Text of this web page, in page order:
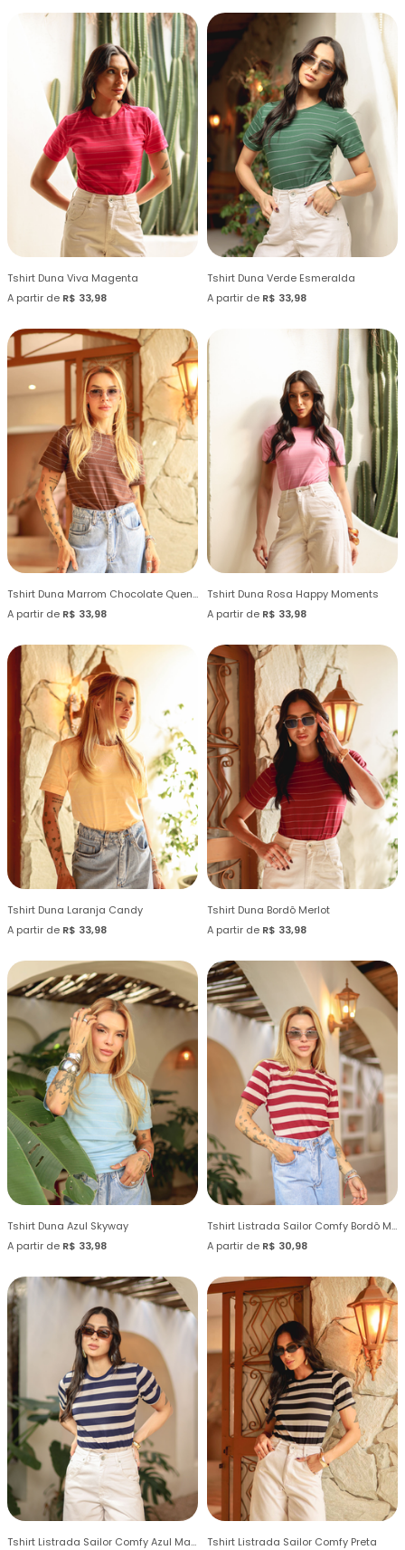
Tshirt Duna Viva Magenta
A partir de R$ 33,98
Tshirt Duna Verde Esmeralda
A partir de R$ 33,98
Tshirt Duna Marrom Chocolate Quente
A partir de R$ 33,98
Tshirt Duna Rosa Happy Moments
A partir de R$ 33,98
Tshirt Duna Laranja Candy
A partir de R$ 33,98
Tshirt Duna Bordô Merlot
A partir de R$ 33,98
Tshirt Duna Azul Skyway
A partir de R$ 33,98
Tshirt Listrada Sailor Comfy Bordô Merlot
A partir de R$ 30,98
Tshirt Listrada Sailor Comfy Azul Marinho
Tshirt Listrada Sailor Comfy Preta